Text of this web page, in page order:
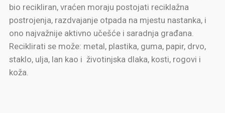
bio recikliran, vraćen moraju postojati reciklažna
postrojenja, razdvajanje otpada na mjestu nastanka, i
ono najvažnije aktivno učešće i saradnja građana.
Reciklirati se može: metal, plastika, guma, papir, drvo,
staklo, ulja, lan kao i životinjska dlaka, kosti, rogovi i
koža.